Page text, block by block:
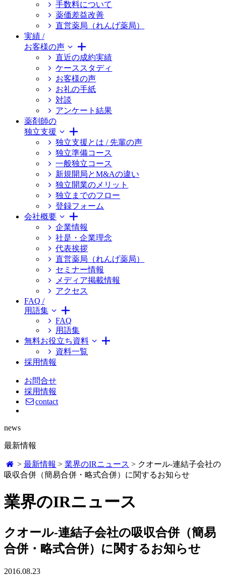
手数料について
薬価差益改善
直営薬局（れんげ薬局）
実績 /
お客様の声
直近の成約実績
ケーススタディ
お客様の声
お礼の手紙
対談
アンケート結果
薬剤師の
独立支援
独立支援とは / 先輩の声
独立準備コース
一般独立コース
新規開局とM&Aの違い
独立開業のメリット
独立までのフロー
登録フォーム
会社概要
企業情報
社是・企業理念
代表挨拶
直営薬局（れんげ薬局）
セミナー情報
メディア掲載情報
アクセス
FAQ /
用語集
FAQ
用語集
無料お役立ち資料
資料一覧
採用情報
お問合せ
採用情報
contact
news
最新情報
>最新情報 >業界のIRニュース > クオール-連結子会社の
吸収合併（簡易合併・略式合併）に関するお知らせ
業界のIRニュース
クオール-連結子会社の吸収合併（簡易
合併・略式合併）に関するお知らせ
2016.08.23